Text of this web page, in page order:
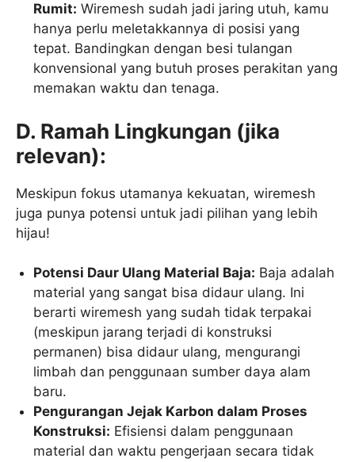
Rumit: Wiremesh sudah jadi jaring utuh, kamu
hanya perlu meletakkannya di posisi yang
tepat. Bandingkan dengan besi tulangan
konvensional yang butuh proses perakitan yang
memakan waktu dan tenaga.
D. Ramah Lingkungan (jika
relevan):
Meskipun fokus utamanya kekuatan, wiremesh
juga punya potensi untuk jadi pilihan yang lebih
hijau!
Potensi Daur Ulang Material Baja: Baja adalah
material yang sangat bisa didaur ulang. Ini
berarti wiremesh yang sudah tidak terpakai
(meskipun jarang terjadi di konstruksi
permanen) bisa didaur ulang, mengurangi
limbah dan penggunaan sumber daya alam
baru.
Pengurangan Jejak Karbon dalam Proses
Konstruksi: Efisiensi dalam penggunaan
material dan waktu pengerjaan secara tidak